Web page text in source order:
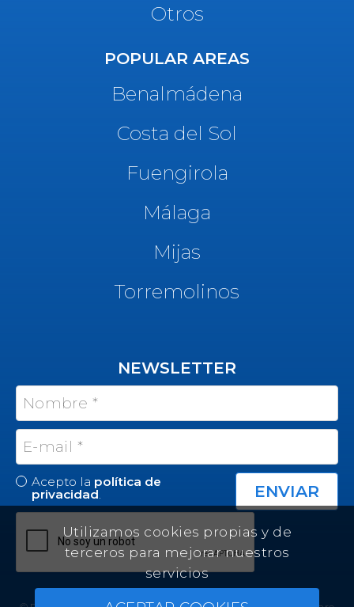
Otros
POPULAR AREAS
Benalmádena
Costa del Sol
Fuengirola
Málaga
Mijas
Torremolinos
NEWSLETTER
Acepto la política de
privacidad.
Utilizamos cookies propias y de
terceros para mejorar nuestros
servicios